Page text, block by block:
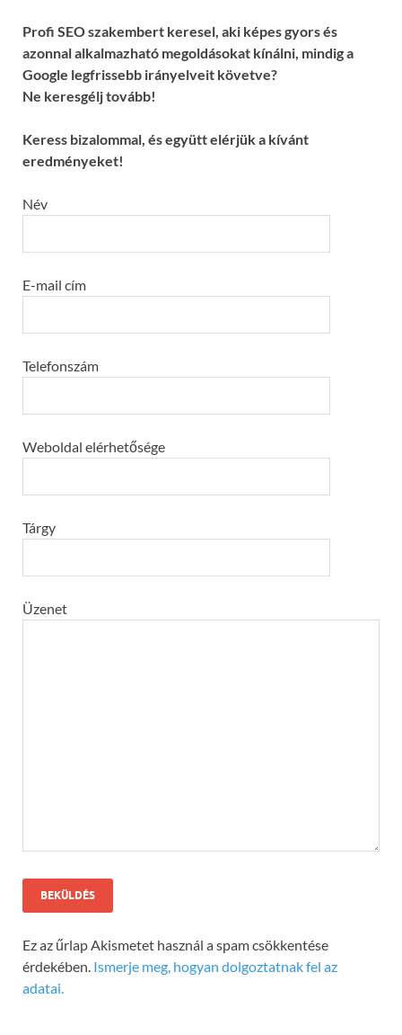
Profi SEO szakembert keresel, aki képes gyors és
azonnal alkalmazható megoldásokat kínálni, mindig a
Google legfrissebb irányelveit követve?
Ne keresgélj tovább!
Keress bizalommal, és együtt elérjük a kívánt
eredményeket!
Név
E-mail cím
Telefonszám
Weboldal elérhetősége
Tárgy
Üzenet
Ez az űrlap Akismetet használ a spam csökkentése
érdekében. Ismerje meg, hogyan dolgoztatnak fel az
adatai.